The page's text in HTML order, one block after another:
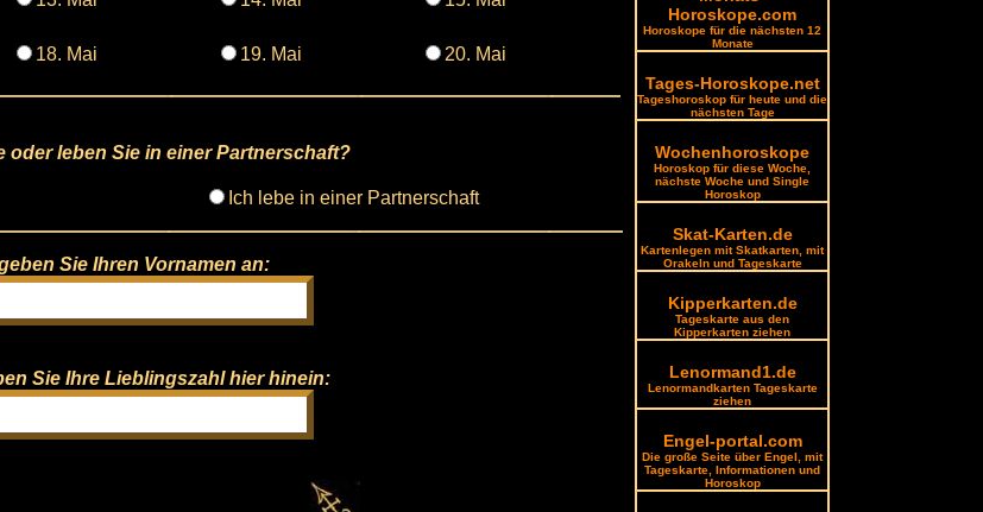
18. Mai 19. Mai 20. Mai
oder leben Sie in einer Partnerschaft?
Ich lebe in einer Partnerschaft
Sie Ihren Vornamen an:
Sie Ihre Lieblingszahl hier hinein:
Horoskope.com
Horoskope für die nächsten 12
Monate
Tages-Horoskope.net
Tageshoroskop für heute und die
nächsten Tage
Wochenhoroskope
Horoskop für diese Woche,
nächste Woche und Single
Horoskop
Skat-Karten.de
Kartenlegen mit Skatkarten, mit
Orakeln und Tageskarte
Kipperkarten.de
Tageskarte aus den
Kipperkarten ziehen
Lenormand1.de
Lenormandkarten Tageskarte
ziehen
Engel-portal.com
Die große Seite über Engel, mit
Tageskarte, Informationen und
Horoskop